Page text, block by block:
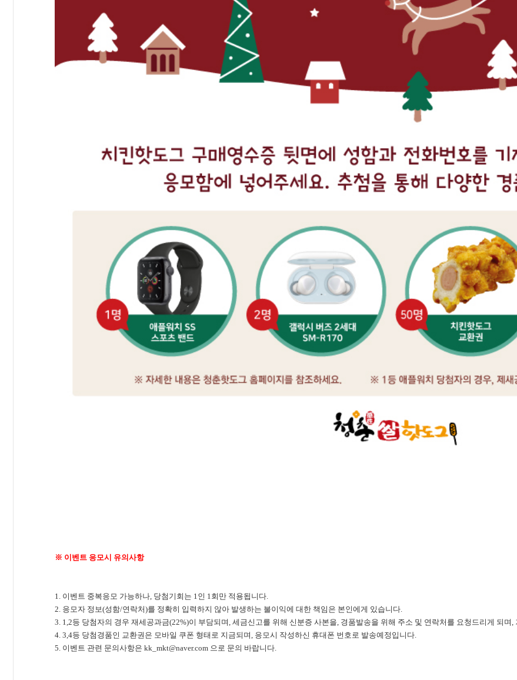
※ 이벤트 응모시 유의사항
1. 이벤트 중복응모 가능하나, 당첨기회는 1인 1회만 적용됩니다.
2. 응모자 정보(성함/연락처)를 정확히 입력하지 않아 발생하는 불이익에 대한 책임은 본인에게 있습니다.
3. 1,2등 당첨자의 경우 재세공과금(22%)이 부담되며, 세금신고를 위해 신분증 사본을, 경품발송을 위해 주소 및 연락처를 요청드리게 되며,
4. 3,4등 당첨경품인 교환권은 모바일 쿠폰 형태로 지금되며, 응모시 작성하신 휴대폰 번호로 발송예정입니다.
5. 이벤트 관련 문의사항은 kk_mkt@naver.com 으로 문의 바랍니다.